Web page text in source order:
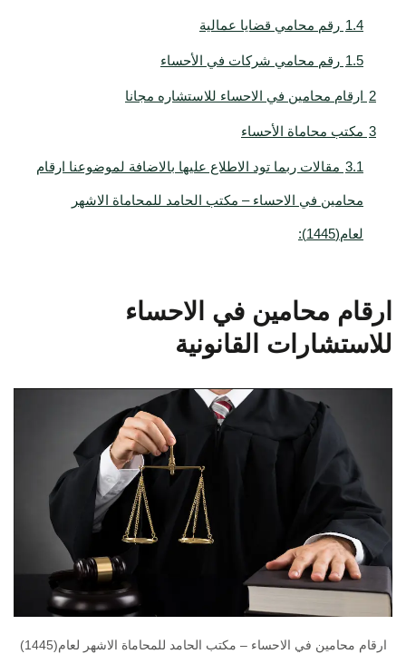
1.4 رقم محامي قضايا عمالية
1.5 رقم محامي شركات في الأحساء
2 ارقام محامين في الاحساء للاستشاره مجانا
3 مكتب محاماة الأحساء
3.1 مقالات ربما تود الاطلاع عليها بالاضافة لموضوعنا ارقام
محامين في الاحساء – مكتب الحامد للمحاماة الاشهر
لعام(1445):
ارقام محامين في الاحساء
للاستشارات القانونية
ارقام محامين في الاحساء – مكتب الحامد للمحاماة الاشهر لعام(1445)